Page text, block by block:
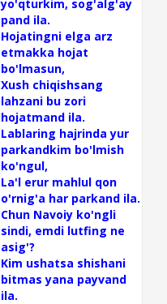
yo'qturkim, sog'alg'ay
pand ila.
Hojatingni elga arz
etmakka hojat
bo'lmasun,
Xush chiqishsang
lahzani bu zori
hojatmand ila.
Lablaring hajrinda yur
parkandkim bo'lmish
ko'ngul,
La'l erur mahlul qon
o'rnig'a har parkand ila.
Chun Navoiy ko'ngli
sindi, emdi lutfing ne
asig'?
Kim ushatsa shishani
bitmas yana payvand
ila.